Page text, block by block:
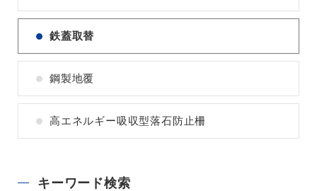
鉄蓋取替
鋼製地覆
高エネルギー吸収型落石防止柵
キーワード検索